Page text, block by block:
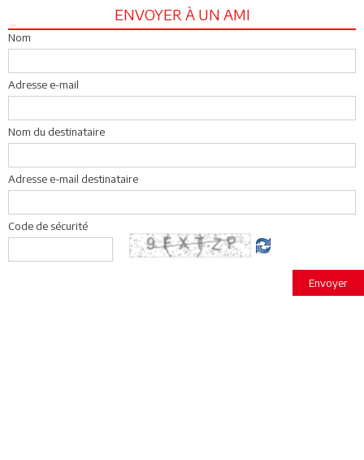
ENVOYER À UN AMI
Nom
Adresse e-mail
Nom du destinataire
Adresse e-mail destinataire
Code de sécurité
Envoyer